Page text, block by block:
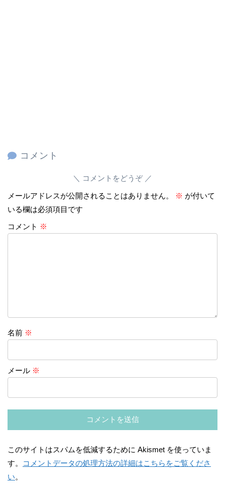
コメント
コメントをどうぞ
メールアドレスが公開されることはありません。 ※ が付いて
いる欄は必須項目です
コメント ※
名前 ※
メール ※
このサイトはスパムを低減するために Akismet を使っていま
す。
コメントデータの処理方法の詳細はこちらをご覧くださ
い。